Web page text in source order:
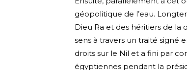
géopolitique de l’eau.
Dieu Ra et des héritiers de la
sens à travers un traité signé
droits sur le Nil et a fini par
égyptiennes pendant la